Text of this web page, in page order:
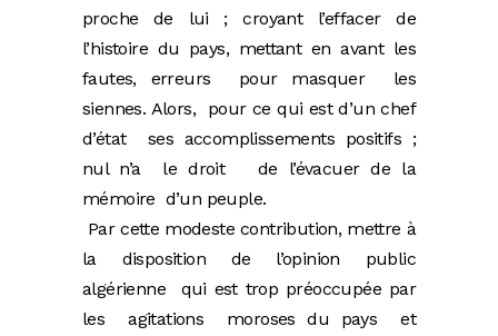
proche de lui ; croyant l’effacer de
l’histoire du pays, mettant en avant les
fautes, erreurs pour masquer les
siennes. Alors, pour ce qui est d’un chef
d’état ses accomplissements positifs ;
nul n’a le droit de l’évacuer de la
mémoire d’un peuple.
Par cette modeste contribution, mettre à
la disposition de l’opinion public
algérienne qui est trop préoccupée par
les agitations moroses du pays et